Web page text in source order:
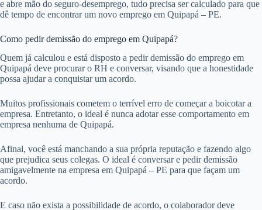
e abre mão do seguro-desemprego, tudo precisa ser calculado para que
dê tempo de encontrar um novo emprego em Quipapá – PE.
Como pedir demissão do emprego em Quipapá?
Quem já calculou e está disposto a pedir demissão do emprego em
Quipapá deve procurar o RH e conversar, visando que a honestidade
possa ajudar a conquistar um acordo.
Muitos profissionais cometem o terrível erro de começar a boicotar a
empresa. Entretanto, o ideal é nunca adotar esse comportamento em
empresa nenhuma de Quipapá.
Afinal, você está manchando a sua própria reputação e fazendo algo
que prejudica seus colegas. O ideal é conversar e pedir demissão
amigavelmente na empresa em Quipapá – PE para que façam um
acordo.
E caso não exista a possibilidade de acordo, o colaborador deve